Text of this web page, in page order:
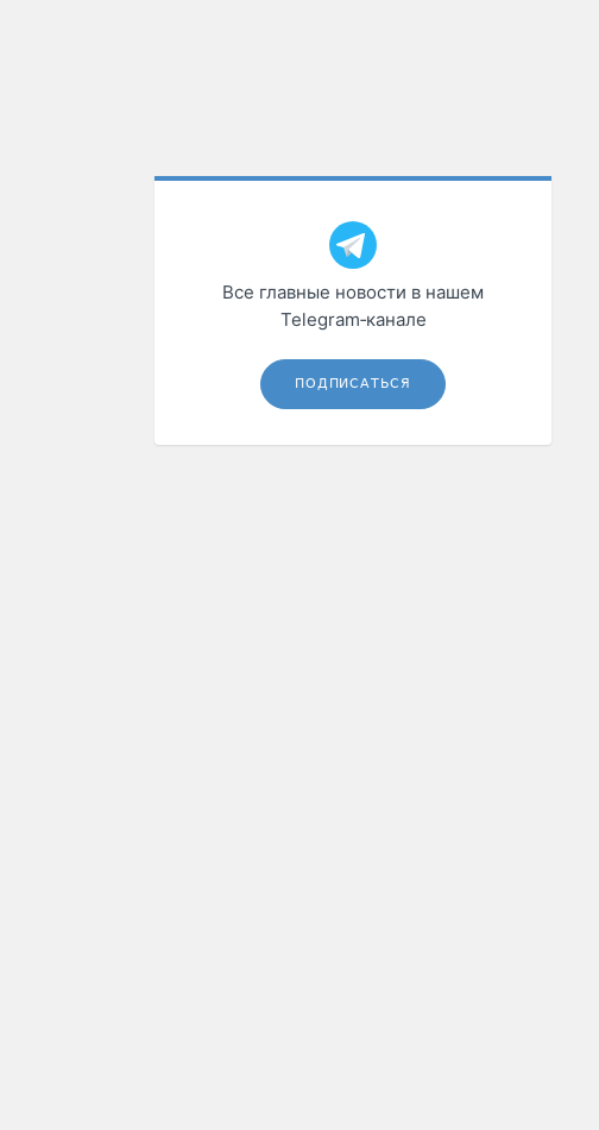
Все главные новости в нашем
Telegram‑канале
ПОДПИСАТЬСЯ